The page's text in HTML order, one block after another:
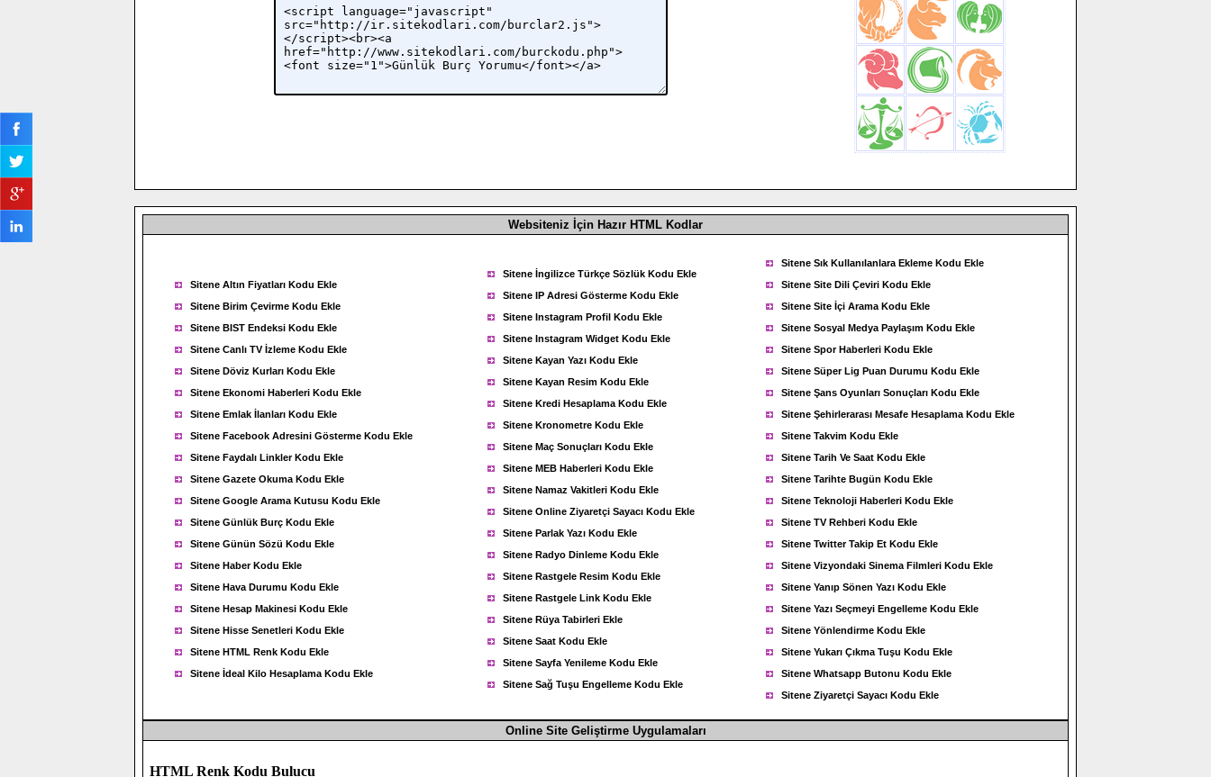
Websiteniz İçin Hazır HTML Kodlar
Sitene Altın Fiyatları Kodu Ekle
Sitene Birim Çevirme Kodu Ekle
Sitene BIST Endeksi Kodu Ekle
Sitene Canlı TV İzleme Kodu Ekle
Sitene Döviz Kurları Kodu Ekle
Sitene Ekonomi Haberleri Kodu Ekle
Sitene Emlak İlanları Kodu Ekle
Sitene Facebook Adresini Gösterme Kodu Ekle
Sitene Faydalı Linkler Kodu Ekle
Sitene Gazete Okuma Kodu Ekle
Sitene Google Arama Kutusu Kodu Ekle
Sitene Günlük Burç Kodu Ekle
Sitene Günün Sözü Kodu Ekle
Sitene Haber Kodu Ekle
Sitene Hava Durumu Kodu Ekle
Sitene Hesap Makinesi Kodu Ekle
Sitene Hisse Senetleri Kodu Ekle
Sitene HTML Renk Kodu Ekle
Sitene İdeal Kilo Hesaplama Kodu Ekle
Sitene İngilizce Türkçe Sözlük Kodu Ekle
Sitene IP Adresi Gösterme Kodu Ekle
Sitene Instagram Profil Kodu Ekle
Sitene Instagram Widget Kodu Ekle
Sitene Kayan Yazı Kodu Ekle
Sitene Kayan Resim Kodu Ekle
Sitene Kredi Hesaplama Kodu Ekle
Sitene Kronometre Kodu Ekle
Sitene Maç Sonuçları Kodu Ekle
Sitene MEB Haberleri Kodu Ekle
Sitene Namaz Vakitleri Kodu Ekle
Sitene Online Ziyaretçi Sayacı Kodu Ekle
Sitene Parlak Yazı Kodu Ekle
Sitene Radyo Dinleme Kodu Ekle
Sitene Rastgele Resim Kodu Ekle
Sitene Rastgele Link Kodu Ekle
Sitene Rüya Tabirleri Ekle
Sitene Saat Kodu Ekle
Sitene Sayfa Yenileme Kodu Ekle
Sitene Sağ Tuşu Engelleme Kodu Ekle
Sitene Sık Kullanılanlara Ekleme Kodu Ekle
Sitene Site Dili Çeviri Kodu Ekle
Sitene Site İçi Arama Kodu Ekle
Sitene Sosyal Medya Paylaşım Kodu Ekle
Sitene Spor Haberleri Kodu Ekle
Sitene Süper Lig Puan Durumu Kodu Ekle
Sitene Şans Oyunları Sonuçları Kodu Ekle
Sitene Şehirlerarası Mesafe Hesaplama Kodu Ekle
Sitene Takvim Kodu Ekle
Sitene Tarih Ve Saat Kodu Ekle
Sitene Tarihte Bugün Kodu Ekle
Sitene Teknoloji Haberleri Kodu Ekle
Sitene TV Rehberi Kodu Ekle
Sitene Twitter Takip Et Kodu Ekle
Sitene Vizyondaki Sinema Filmleri Kodu Ekle
Sitene Yanıp Sönen Yazı Kodu Ekle
Sitene Yazı Seçmeyi Engelleme Kodu Ekle
Sitene Yönlendirme Kodu Ekle
Sitene Yukarı Çıkma Tuşu Kodu Ekle
Sitene Whatsapp Butonu Kodu Ekle
Sitene Ziyaretçi Sayacı Kodu Ekle
Online Site Geliştirme Uygulamaları
HTML Renk Kodu Bulucu